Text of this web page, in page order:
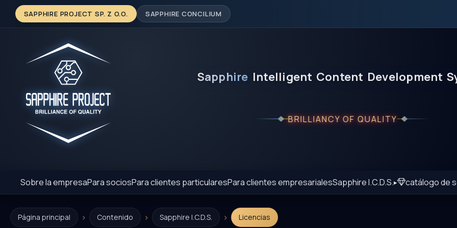
SAPPHIRE PROJECT SP. Z O.O. SAPPHIRE CONCILIUM
Sapphire Intelligent Content Development
BRILLIANCY OF QUALITY
Sobre la empresaPara sociosPara clientes particularesPara clientes empresarialesSapphire I.C.D.S. catálogo de
Página principal › Contenido › Sapphire I.C.D.S. › Licencias